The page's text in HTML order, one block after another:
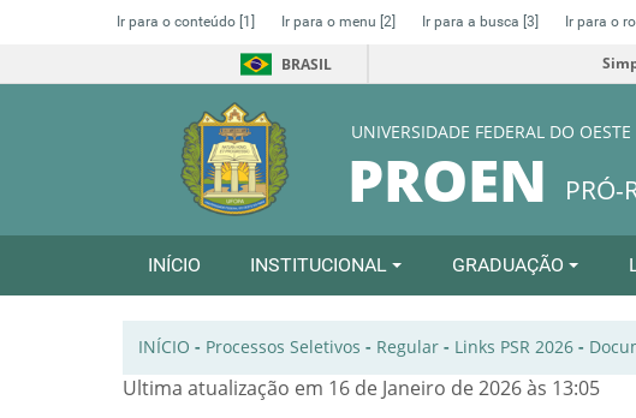
Ir para o conteúdo [1] Ir para o menu [2] Ir para a busca [3] Ir para o
BRASIL
UNIVERSIDADE FEDERAL DO
PROEN PRÓ-
INÍCIO INSTITUCIONAL GRADUAÇÃO
INÍCIO - Processos Seletivos - Regular- Links PSR 2026-
Ultima atualização em 16 de Janeiro de 2026 às 13:05